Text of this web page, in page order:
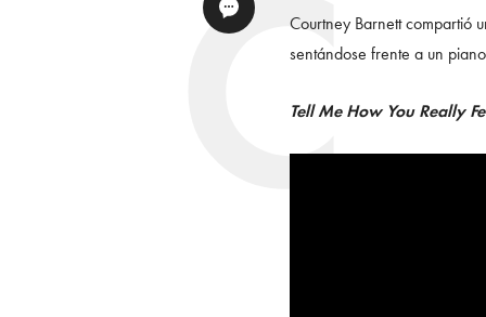
Courtney Barnett compartió
sentándose frente a un
Tell Me How You Really